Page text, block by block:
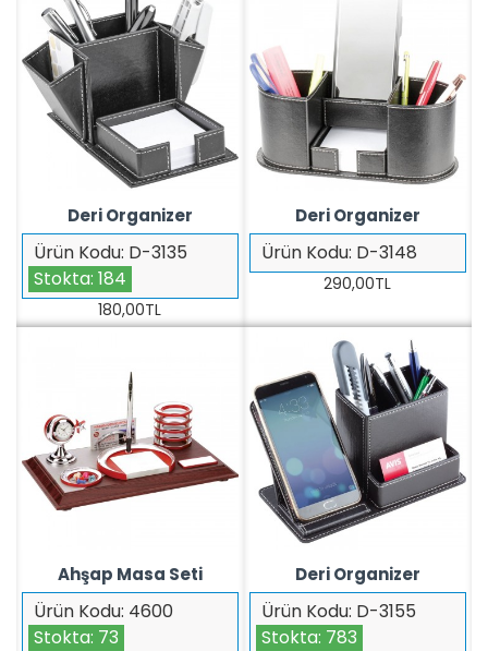
Ürün Kodu: D-3135
Stokta: 184
Deri Organizer
180,00TL
Ürün Kodu: D-3148
Deri Organizer
290,00TL
Ürün Kodu: 4600
Stokta: 73
Ahşap Masa Seti
Ürün Kodu: D-3155
Stokta: 783
Deri Organizer